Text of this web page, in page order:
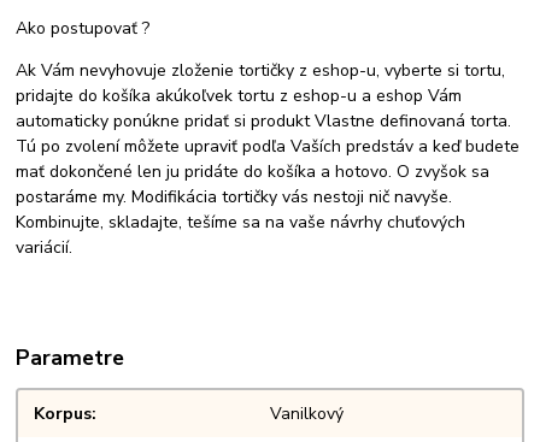
Ako postupovať ?
Ak Vám nevyhovuje zloženie tortičky z eshop-u, vyberte si tortu,
pridajte do košíka akúkoľvek tortu z eshop-u a eshop Vám
automaticky ponúkne pridať si produkt Vlastne definovaná torta.
Tú po zvolení môžete upraviť podľa Vaších predstáv a keď budete
mať dokončené len ju pridáte do košíka a hotovo. O zvyšok sa
postaráme my. Modifikácia tortičky vás nestoji nič navyše.
Kombinujte, skladajte, tešíme sa na vaše návrhy chuťových
variácií.
Parametre
Korpus Vanilkový